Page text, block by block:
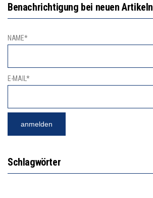
Benachrichtigung bei neuen Artikeln
NAME*
E-MAIL*
Schlagwörter